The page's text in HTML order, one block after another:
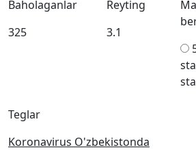
Teglar
Koronavirus O'zbekistonda
Baholaganlar
325
Reyting
3.1